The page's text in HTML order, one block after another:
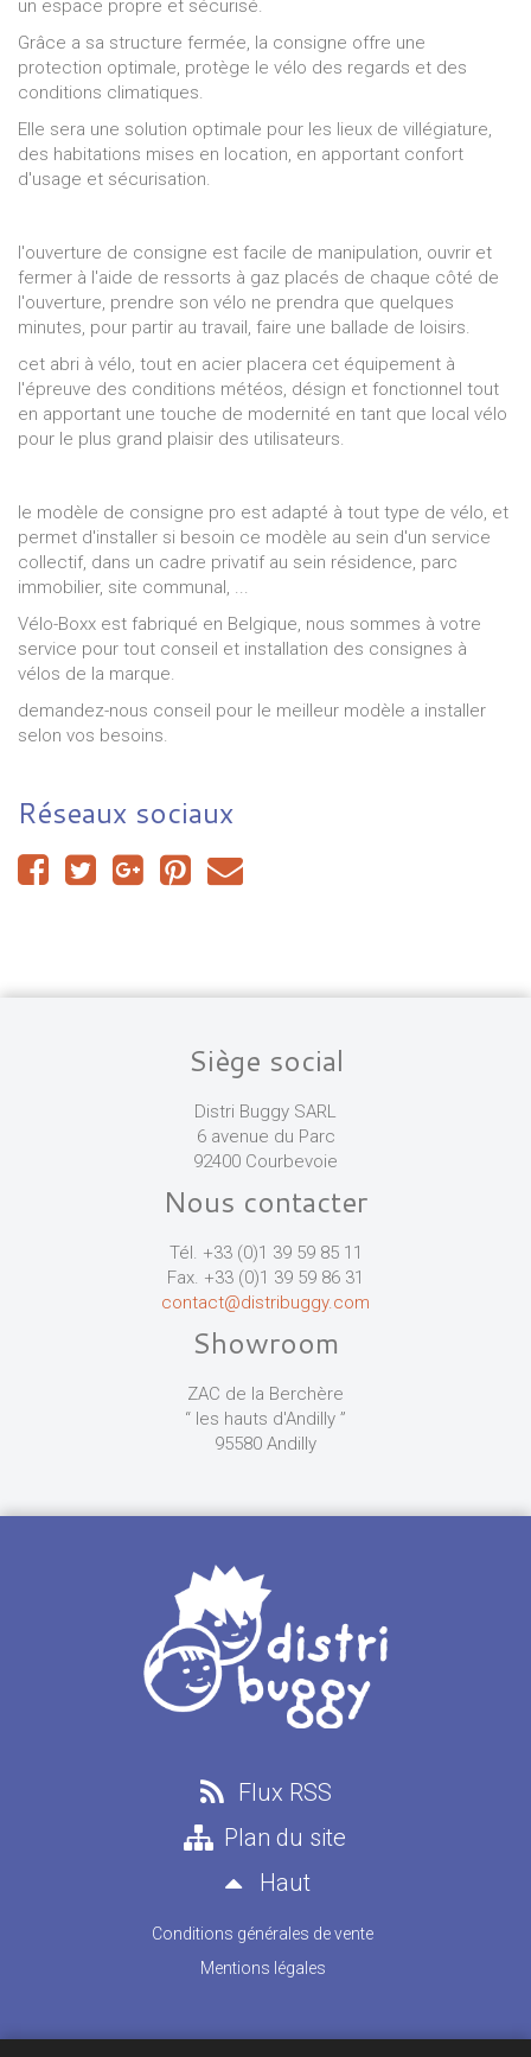
un espace propre et sécurisé.
Grâce a sa structure fermée, la consigne offre une
protection optimale, protège le vélo des regards et des
conditions climatiques.
Elle sera une solution optimale pour les lieux de villégiature,
des habitations mises en location, en apportant confort
d'usage et sécurisation.
l'ouverture de consigne est facile de manipulation, ouvrir et
fermer à l'aide de ressorts à gaz placés de chaque côté de
l'ouverture, prendre son vélo ne prendra que quelques
minutes, pour partir au travail, faire une ballade de loisirs.
cet abri à vélo, tout en acier placera cet équipement à
l'épreuve des conditions météos, désign et fonctionnel tout
en apportant une touche de modernité en tant que local vélo
pour le plus grand plaisir des utilisateurs.
le modèle de consigne pro est adapté à tout type de vélo, et
permet d'installer si besoin ce modèle au sein d'un service
collectif, dans un cadre privatif au sein résidence, parc
immobilier, site communal, ...
Vélo-Boxx est fabriqué en Belgique, nous sommes à votre
service pour tout conseil et installation des consignes à
vélos de la marque.
demandez-nous conseil pour le meilleur modèle a installer
selon vos besoins.
Réseaux sociaux
Siège social
Distri Buggy SARL
6 avenue du Parc
92400 Courbevoie
Nous contacter
Tél. +33 (0)1 39 59 85 11
Fax. +33 (0)1 39 59 86 31
contact@distribuggy.com
Showroom
ZAC de la Berchère
“ les hauts d'Andilly ”
95580 Andilly
Flux RSS
Plan du site
Haut
Conditions générales de vente
Mentions légales